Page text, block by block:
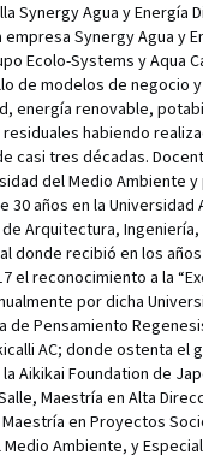
Synergy Agua y Energía
Synergy Agua y
Ecolo-Systems y Aqua
de modelos de negocio
energía renovable,
habiendo
casi tres décadas.
del Medio Ambiente
30 años en la Universidad
Arquitectura, Ingeniería,
donde recibió en los años
el reconocimiento a la
por dicha
de Pensamiento
AC; donde ostenta el
Aikikai Foundation de
Maestría en Alta
en Proyectos
Ambiente, y